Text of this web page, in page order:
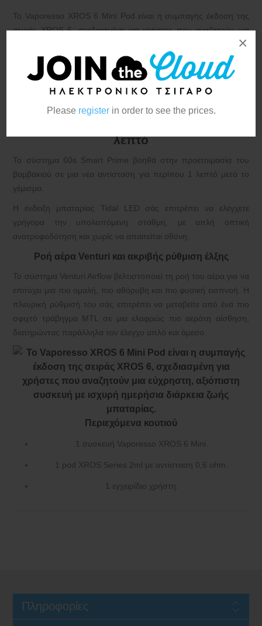
Please registerin order to see the prices.
×
Το Vaporesso XROS 6 Mini Pod είναι η συμπαγής έκδοση της
σειράς XROS 6, σχεδιασμένη για χρήστες που αναζητούν μια
εύχρηστη, αξιόπιστη συσκευή με ισχυρή ημερήσια διάρκεια
ζωής μπαταρίας.
Διαθέτει μπαταρία1600mAh, μέγιστη ισχύς 30W και η
συμβατότητα μετο XROS SSS Series POD – Vaporesso
καθιστούν μια πρακτική επιλογή για MTL άτμισμα.
λεπτό
Το σύστημα 60s Smart Prime βοηθά στην προετοιμασία του
βαμβακιού σε μια νέα αντίσταση για περίπου 1 λεπτό μετά το
γέμισμα.
Η ένδειξη μπαταρίας Tidal LED σάς επιτρέπει να ελέγχετε
γρήγορα την υπολειπόμενη στάθμη, με απλή οπτική
ανατροφοδότηση και χωρίς να απαιτείται οθόνη.
Ροή αέρα Venturi και ακριβής ρύθμιση έλξης
Το σύστημα Venturi Airflow βελτιστοποιεί τη ροή του αέρα για να
επιτύχει μια πιο ομαλή, πιο αθόρυβη και πιο φυσική εισπνοή. Η
πλευρική ρύθμισή του σάς επιτρέπει να μεταβείτε από ένα πιο
σφιχτό τράβηγμα MTL σε μια ελαφρώς πιο αεράτη αίσθηση,
διατηρώντας παράλληλα τον έλεγχο απλό και άμεσο.
Περιεχόμενα κουτιού
1 συσκευή Vaporesso XROS 6 Mini.
1 pod XROS Series 2ml με αντίσταση 0,6 ohm.
1 εγχειρίδιο χρήστη.
Πληροφορίες